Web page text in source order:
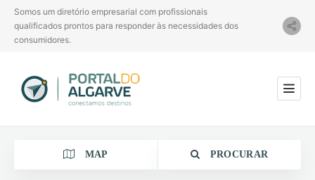
Somos um diretório empresarial com profissionais
qualificados prontos para responder às necessidades dos
consumidores.
MAP PROCURAR